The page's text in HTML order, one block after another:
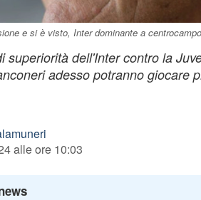
e si è visto, Inter dominante a
superiorità dell'Inter contro la
adesso potranno giocare
alle ore 10:03